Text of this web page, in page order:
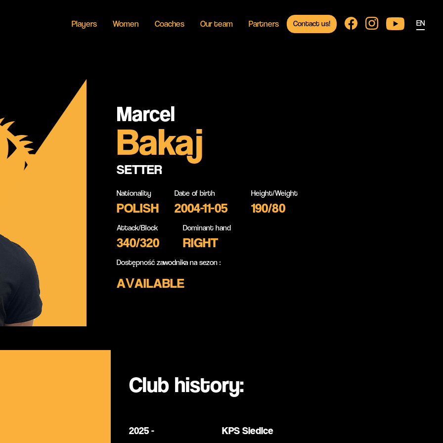
Players Women Coaches Our team Partners Contact us! EN
Marcel
Bakaj
SETTER
Nationality
POLISH
Date of birth
2004-11-05
Height/Weight
190/80
Attack/Block
340/320
Dominant hand
RIGHT
Dostępność zawodnika na sezon :
AVAILABLE
Club history:
2025 -
KPS Siedlce